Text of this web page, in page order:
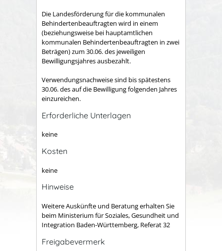
Die Landesförderung für die kommunalen
Behindertenbeauftragten wird in einem
(beziehungsweise bei hauptamtlichen
kommunalen Behindertenbeauftragten in zwei
Beträgen) zum 30.06. des jeweiligen
Bewilligungsjahres ausbezahlt.
Verwendungsnachweise sind bis spätestens
30.06. des auf die Bewilligung folgenden Jahres
einzureichen.
Erforderliche Unterlagen
keine
Kosten
keine
Hinweise
Weitere Auskünfte und Beratung erhalten Sie
beim Ministerium für Soziales, Gesundheit und
Integration Baden-Württemberg, Referat 32
Freigabevermerk